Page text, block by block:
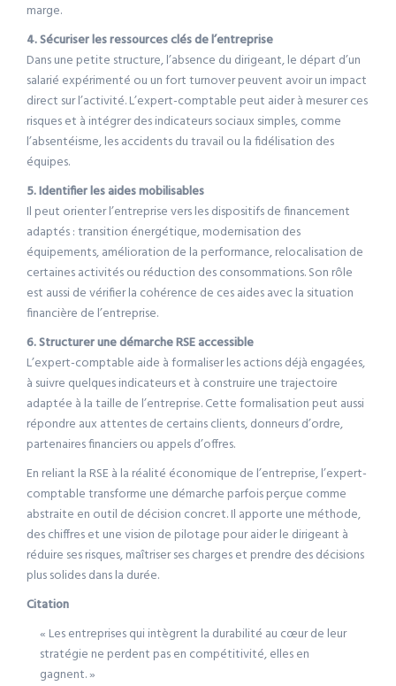
marge.
4. Sécuriser les ressources clés de l’entreprise
Dans une petite structure, l’absence du dirigeant, le départ d’un
salarié expérimenté ou un fort turnover peuvent avoir un impact
direct sur l’activité. L’expert-comptable peut aider à mesurer ces
risques et à intégrer des indicateurs sociaux simples, comme
l’absentéisme, les accidents du travail ou la fidélisation des
équipes.
5. Identifier les aides mobilisables
Il peut orienter l’entreprise vers les dispositifs de financement
adaptés : transition énergétique, modernisation des
équipements, amélioration de la performance, relocalisation de
certaines activités ou réduction des consommations. Son rôle
est aussi de vérifier la cohérence de ces aides avec la situation
financière de l’entreprise.
6. Structurer une démarche RSE accessible
L’expert-comptable aide à formaliser les actions déjà engagées,
à suivre quelques indicateurs et à construire une trajectoire
adaptée à la taille de l’entreprise. Cette formalisation peut aussi
répondre aux attentes de certains clients, donneurs d’ordre,
partenaires financiers ou appels d’offres.
En reliant la RSE à la réalité économique de l’entreprise, l’expert-
comptable transforme une démarche parfois perçue comme
abstraite en outil de décision concret. Il apporte une méthode,
des chiffres et une vision de pilotage pour aider le dirigeant à
réduire ses risques, maîtriser ses charges et prendre des décisions
plus solides dans la durée.
Citation
« Les entreprises qui intègrent la durabilité au cœur de leur
stratégie ne perdent pas en compétitivité, elles en
gagnent. »